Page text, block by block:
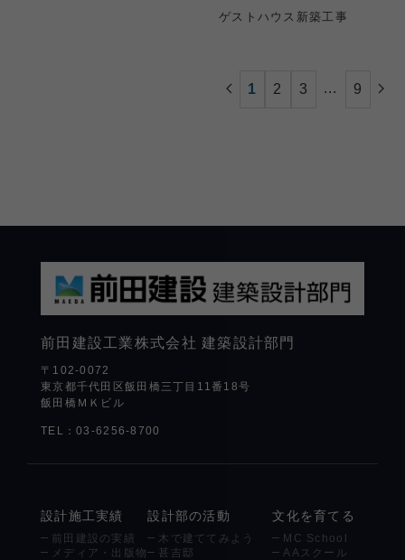
ゲストハウス新築工事​
1 2 3 ... 9
前田建設工業株式会社 建築設計部門
〒102-0072
東京都千代田区飯田橋三丁目11番18号
飯田橋ＭＫビル
TEL：03-6256-8700
設計施工実績
前田建設の実績
メディア・出版物
設計部の活動
木で建ててみよう
甚吉邸
文化を育てる
MC School
AAスクール